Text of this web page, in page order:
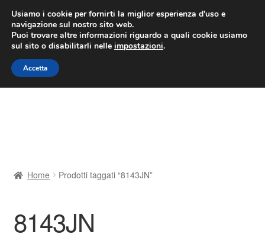
CONSEGNA da 7 EUR
Lun-Ven 9:00 - 16:00/800 580 290
Vai
alla
navigazione
Vai
al
contenuto
Contatto
Home Prodotti taggati “8143JN”
8143JN
Usiamo i cookie per fornirti la miglior esperienza d'uso e
navigazione sul nostro sito web.
Puoi trovare altre informazioni riguardo a quali cookie usiamo
sul sito o disabilitarli nelle impostazioni.
Accetta